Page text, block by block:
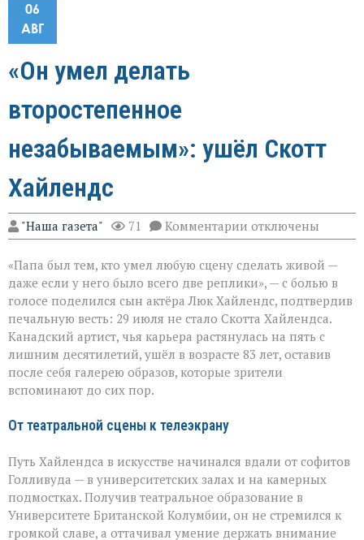
06
АВГ
«Он умел делать
второстепенное
незабываемым»: ушёл Скотт
Хайлендс
"Наша газета" 71 Комментарии к
записи
умел
делать
второстепенное
незабываемым»:
ушёл
Скотт
Хайлендс
отключены
«Папа был тем, кто умел любую сцену сделать живой —
даже если у него было всего две реплики», — с болью в
голосе поделился сын актёра Люк Хайлендс, подтвердив
печальную весть: 29 июля не стало Скотта Хайлендса.
Канадский артист, чья карьера растянулась на пять с
лишним десятилетий, ушёл в возрасте 83 лет, оставив
после себя галерею образов, которые зрители
вспоминают до сих пор.
От театральной сцены к телеэкрану
Путь Хайлендса в искусстве начинался вдали от софитов
Голливуда — в университетских залах и на камерных
подмостках. Получив театральное образование в
Университете Британской Колумбии, он не стремился к
громкой славе, а оттачивал умение держать внимание